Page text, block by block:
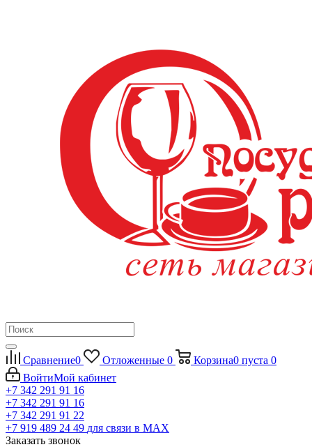
Сравнение0 Отложенные 0 Корзина0 пуста 0
ВойтиМой кабинет
+7 342 291 91 16
+7 342 291 91 16
+7 342 291 91 22
+7 919 489 24 49 для связи в МАХ
Заказать звонок